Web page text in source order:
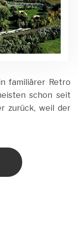
familiärer Retro
schon seit
zurück, weil der
IN